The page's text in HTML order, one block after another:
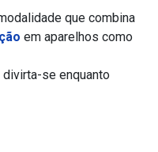
que combina
em aparelhos como
se enquanto